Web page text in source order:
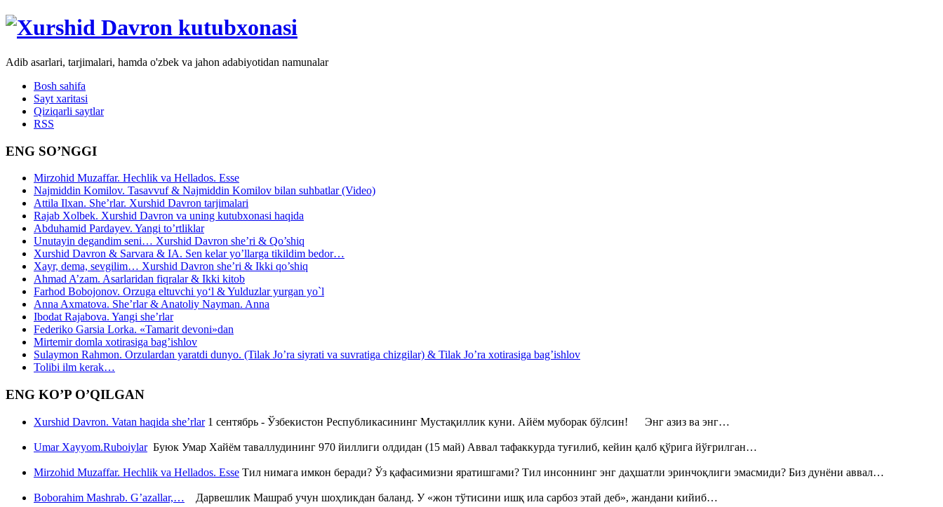
Adib asarlari, tarjimalari, hamda o'zbek va jahon adabiyotidan namunalar
Bosh sahifa
Sayt xaritasi
Qiziqarli saytlar
RSS
ENG SO’NGGI
Mirzohid Muzaffar. Hechlik va Hellados. Esse
Najmiddin Komilov. Tasavvuf & Najmiddin Komilov bilan suhbatlar (Video)
Attila Ilxan. She’rlar. Xurshid Davron tarjimalari
Rajab Xolbek. Xurshid Davron va uning kutubxonasi haqida
Abduhamid Pardayev. Yangi to’rtliklar
Unutayin degandim seni… Xurshid Davron she’ri & Qo’shiq
Xurshid Davron & Sarvara & IA. Sen kelar yo’llarga tikildim bedor…
Xayr, dema, sevgilim… Xurshid Davron she’ri & Ikki qo’shiq
Ahmad A’zam. Asarlaridan fiqralar & Ikki kitob
Farhod Bobojonov. Orzuga eltuvchi yo‘l & Yulduzlar yurgan yo`l
Anna Axmatova. She’rlar & Anatoliy Nayman. Anna
Ibodat Rajabova. Yangi she’rlar
Federiko Garsia Lorka. «Tamarit devoni»dan
Mirtemir domla xotirasiga bag’ishlov
Sulaymon Rahmon. Orzulardan yaratdi dunyo. (Tilak Jo’ra siyrati va suvratiga chizgilar) & Tilak Jo’ra xotirasiga bag’ishlov
Tolibi ilm kerak…
ENG KO’P O’QILGAN
Xurshid Davron. Vatan haqida she’rlar1 сентябрь - Ўзбекистон Республикасининг Мустақиллик куни. Айём муборак бўлсин! Энг азиз ва энг…
Umar Xayyom.RuboiylarБуюк Умар Хайём таваллудининг 970 йиллиги олдидан (15 май) Аввал тафаккурда туғилиб, кейин қалб қўрига йўғрилган…
Mirzohid Muzaffar. Hechlik va Hellados. Esse Тил нимага имкон беради? Ўз қафасимизни яратишгами? Тил инсоннинг энг даҳшатли эринчоқлиги эмасмиди? Биз дунёни аввал…
Boborahim Mashrab. G’azallar,… Дарвешлик Машраб учун шоҳликдан баланд. У «жон тўтисини ишқ ила сарбоз этай деб», жандани кийиб…